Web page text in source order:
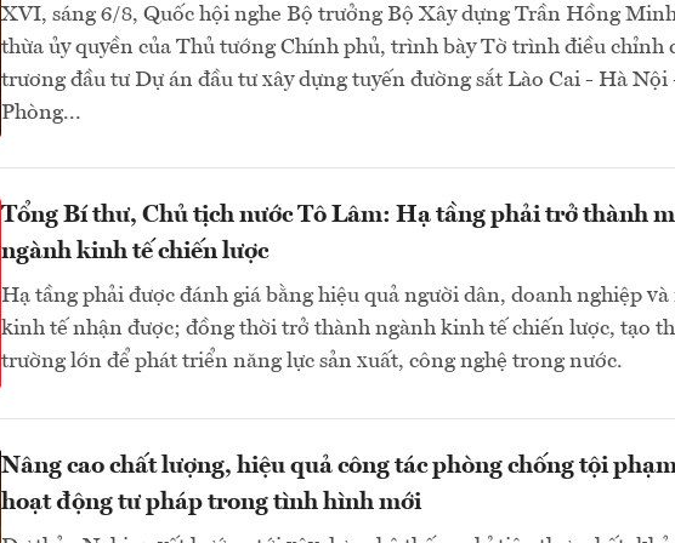
XVI, sáng 6/8, Quốc hội nghe Bộ trưởng Bộ Xây dựng Trần Hồng
thừa ủy quyền của Thủ tướng Chính phủ, trình bày Tờ trình điều chỉnh
trương đầu tư Dự án đầu tư xây dựng tuyến đường sắt Lào Cai - Hà Nội
Phòng...
Tổng Bí thư, Chủ tịch nước Tô Lâm: Hạ tầng phải trở thành
ngành kinh tế chiến lược
Hạ tầng phải được đánh giá bằng hiệu quả người dân, doanh nghiệp và
kinh tế nhận được; đồng thời trở thành ngành kinh tế chiến lược, tạo
trường lớn để phát triển năng lực sản xuất, công nghệ trong nước.
Nâng cao chất lượng, hiệu quả công tác phòng chống tội
hoạt động tư pháp trong tình hình mới